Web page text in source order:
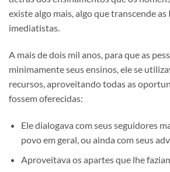
existe algo mais, algo que transcende as
imediatistas.
A mais de dois mil anos, para que as
minimamente seus ensinos, ele se
recursos, aproveitando todas as
fossem oferecidas:
Ele dialogava com seus seguidores
povo em geral, ou ainda com seus
Aproveitava os apartes que lhe